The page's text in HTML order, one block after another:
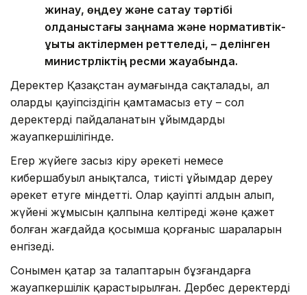
жинау, өңдеу және сақтау тәртібі
қолданыстағы заңнама және нормативтік-
құқықтық актілермен реттеледі, – делінген
министрліктің ресми жауабында.
Деректер Қазақстан аумағында сақталады, ал
олардың қауіпсіздігін қамтамасыз ету – сол
деректерді пайдаланатын ұйымдардың
жауапкершілігінде.
Егер жүйеге заңсыз кіру әрекеті немесе
кибершабуыл анықталса, тиісті ұйымдар дереу
әрекет етуге міндетті. Олар қауіптің алдын алып,
жүйенің жұмысын қалпына келтіреді және қажет
болған жағдайда қосымша қорғаныс шараларын
енгізеді.
Сонымен қатар заң талаптарын бұзғандарға
жауапкершілік қарастырылған. Дербес деректерді